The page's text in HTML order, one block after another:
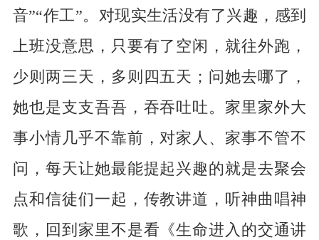
音”“作工”。对现实生活没有了兴趣，感到
上班没意思，只要有了空闲，就往外跑，
少则两三天，多则四五天；问她去哪了，
她也是支支吾吾，吞吞吐吐。家里家外大
事小情几乎不靠前，对家人、家事不管不
问，每天让她最能提起兴趣的就是去聚会
点和信徒们一起，传教讲道，听神曲唱神
歌，回到家里不是看《生命进入的交通讲